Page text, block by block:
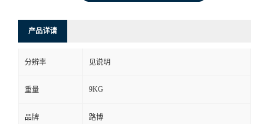
方
式
在
产品详请
分辨率 见说明
重量 9KG
品牌 路博